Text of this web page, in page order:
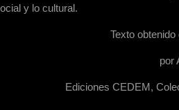
y lo cultural.
Texto
por
Ediciones CEDEM,